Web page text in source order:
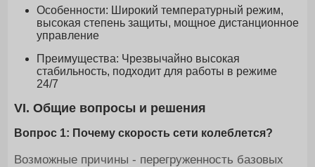
Особенности: Широкий температурный режим,
высокая степень защиты, мощное дистанционное
управление
Преимущества: Чрезвычайно высокая
стабильность, подходит для работы в режиме
24/7
VI. Общие вопросы и решения
Вопрос 1: Почему скорость сети колеблется?
Возможные причины - перегруженность базовых